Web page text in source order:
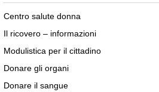
Centro salute donna
Il ricovero – informazioni
Modulistica per il cittadino
Donare gli organi
Donare il sangue